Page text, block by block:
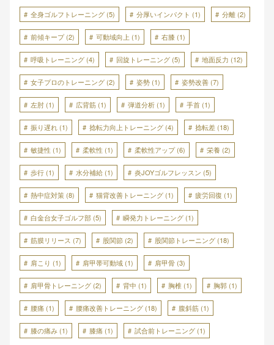
全身ゴルフトレーニング (5) 分厚いインパクト (1) 分離 (2)
前傾キープ(2) 可動域向上 (1) 右膝 (1)
呼吸トレーニング (4) 回旋トレーニング (5) 地面反力 (12)
女子プロのトレーニング (2) 姿勢 (1) 姿勢改善 (7)
左肘 (1) 広背筋 (1) 弾道分析 (1) 手首 (1)
振り遅れ (1) 捻転力向上トレーニング (4) 捻転差 (18)
敏捷性 (1) 柔軟性 (1) 柔軟性アップ(6) 栄養 (2)
歩行 (1) 水分補給 (1) 炎JOYゴルフレッスン (5)
熱中症対策 (8) 猫背改善トレーニング (1) 疲労回復 (1)
白金台女子ゴルフ部 (5) 瞬発力トレーニング (1)
筋膜リリース (7) 股関節 (2) 股関節トレーニング (18)
肩こり (1) 肩甲帯可動域 (1) 肩甲骨 (3)
肩甲骨トレーニング (2) 背中 (1) 胸椎 (1) 胸郭 (1)
腰痛 (1) 腰痛改善トレーニング (18) 腹斜筋 (1)
膝の痛み (1) 膝痛 (1) 試合前トレーニング (1)